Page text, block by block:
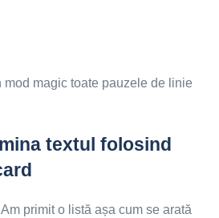
mod magic toate pauzele de linie
textul folosind
primit o listă așa cum se arată